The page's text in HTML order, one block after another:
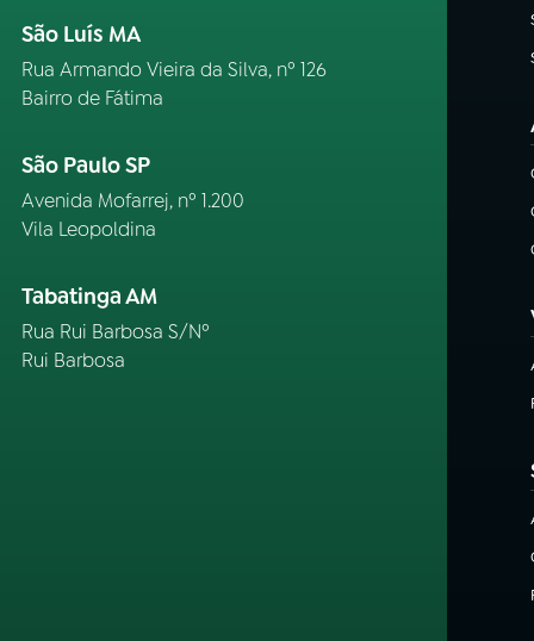
São Luís MA
Rua Armando Vieira da Silva, nº 126
Bairro de Fátima
São Paulo SP
Avenida Mofarrej, nº 1.200
Vila Leopoldina
Tabatinga AM
Rua Rui Barbosa S/Nº
Rui Barbosa